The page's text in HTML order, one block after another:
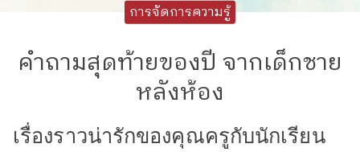
การจัดการความรู้
คำถามสุดท้ายของปี จากเด็กชาย
หลังห้อง
เรื่องราวน่ารักของคุณครูกับนักเรียน